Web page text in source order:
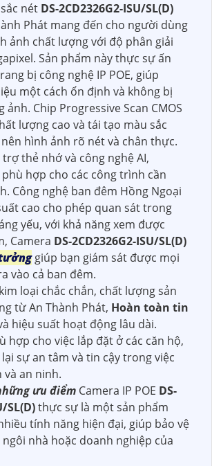
nét DS-2CD2326G2-ISU/SL(D)
Phát mang đến cho người dùng
ảnh chất lượng với độ phân giải
Sản phẩm này thực sự ấn
bị công nghệ IP POE, giúp
một cách ổn định và không bị
Chip Progressive Scan CMOS
lượng cao và tái tạo màu sắc
hình ảnh rõ nét và chân thực.
thẻ nhớ và công nghệ AI,
hợp cho các công trình cần
Công nghệ ban đêm Hồng Ngoại
cao cho phép quan sát trong
yếu, với khả năng xem được
Camera DS-2CD2326G2-ISU/SL(D)
giúp bạn giám sát được mọi
vào cả ban đêm.
loại chắc chắn, chất lượng sản
từ An Thành Phát, Hoàn toàn tin
hiệu suất hoạt động lâu dài.
hợp cho việc lắp đặt ở các căn hộ,
sự an tâm và tin cậy trong việc
và an ninh.
ưu điểm Camera IP POE DS-
SL(D)thực sự là một sản phẩm
tính năng hiện đại, giúp bảo vệ
nhà hoặc doanh nghiệp của